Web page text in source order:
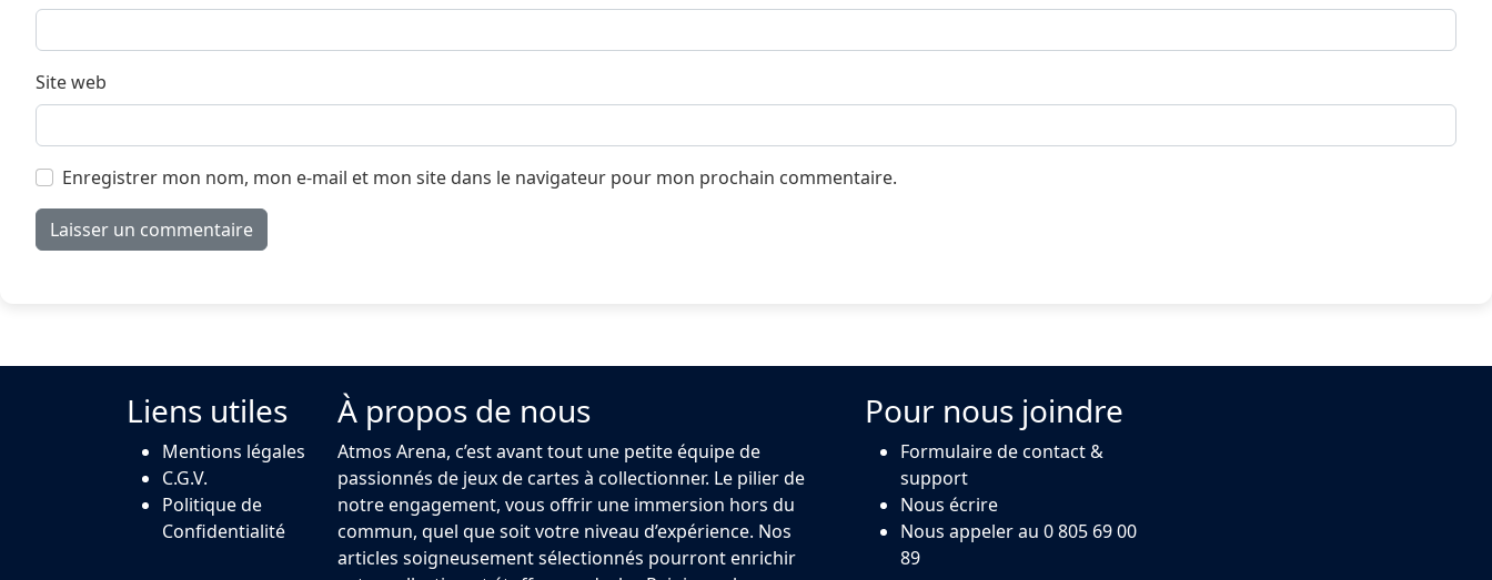
Site web
Enregistrer mon nom, mon e-mail et mon site dans le navigateur pour mon prochain commentaire.
Liens utiles
Mentions légales
C.G.V.
Politique de
Confidentialité
À propos de nous
Atmos Arena, c’est avant tout une petite équipe de
passionnés de jeux de cartes à collectionner. Le pilier de
notre engagement, vous offrir une immersion hors du
commun, quel que soit votre niveau d’expérience. Nos
articles soigneusement sélectionnés pourront enrichir
Pour nous joindre
Formulaire de contact &
support
Nous écrire
Nous appeler au 0 805 69 00
89